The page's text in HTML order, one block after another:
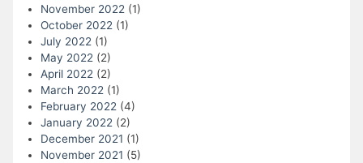
November 2022 (1)
October 2022 (1)
July 2022 (1)
May 2022 (2)
April 2022 (2)
March 2022 (1)
February 2022 (4)
January 2022 (2)
December 2021 (1)
November 2021 (5)